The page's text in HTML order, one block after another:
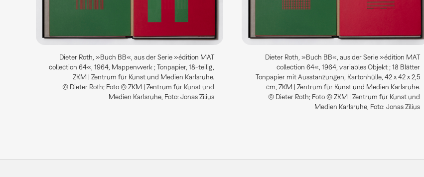
Dieter Roth, »Buch BB«, aus der Serie »édition MAT
collection 64«, 1964, Mappenwerk ; Tonpapier, 18-teilig,
ZKM | Zentrum für Kunst und Medien Karlsruhe.
© Dieter Roth; Foto © ZKM | Zentrum für Kunst und
Medien Karlsruhe, Foto: Jonas Zilius
Dieter Roth, »Buch BB«, aus der Serie »édition MAT
collection 64«, 1964, variables Objekt ; 18 Blätter
Tonpapier mit Ausstanzungen, Kartonhülle, 42 x 42 x 2,5
cm, ZKM | Zentrum für Kunst und Medien Karlsruhe.
© Dieter Roth; Foto © ZKM | Zentrum für Kunst und
Medien Karlsruhe, Foto: Jonas Zilius